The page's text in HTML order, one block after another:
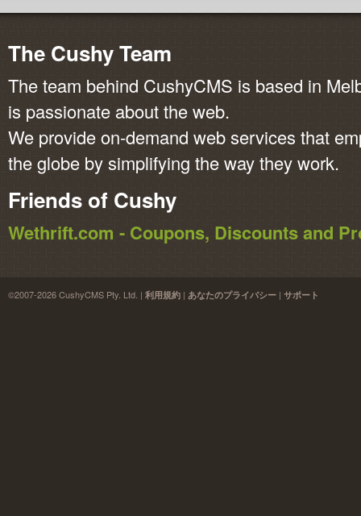
The Cushy Team
The team behind CushyCMS is based in
is passionate about the web.
We provide on-demand web services that
the globe by simplifying the way they work.
Friends of Cushy
Wethrift.com - Coupons, Discounts and
©2007-2026 CushyCMS Pty. Ltd. | 利用規約 | あなたのプライバシー | サポート